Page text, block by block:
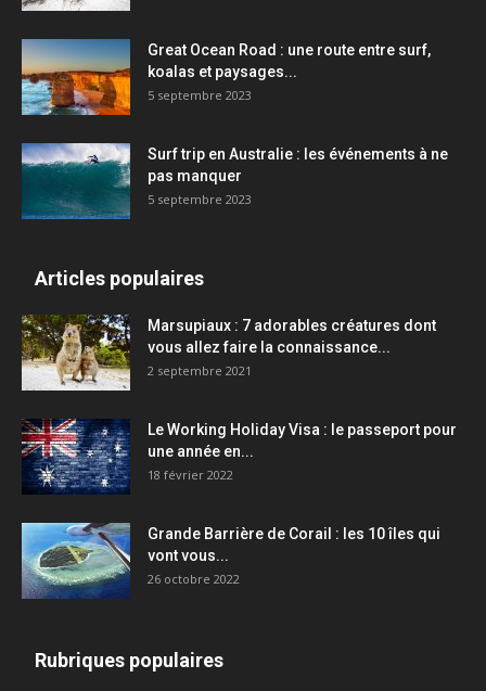
Great Ocean Road : une route entre surf,
koalas et paysages...
5 septembre 2023
Surf trip en Australie : les événements à ne
pas manquer
5 septembre 2023
Articles populaires
Marsupiaux : 7 adorables créatures dont
vous allez faire la connaissance...
2 septembre 2021
Le Working Holiday Visa : le passeport pour
une année en...
18 février 2022
Grande Barrière de Corail : les 10 îles qui
vont vous...
26 octobre 2022
Rubriques populaires